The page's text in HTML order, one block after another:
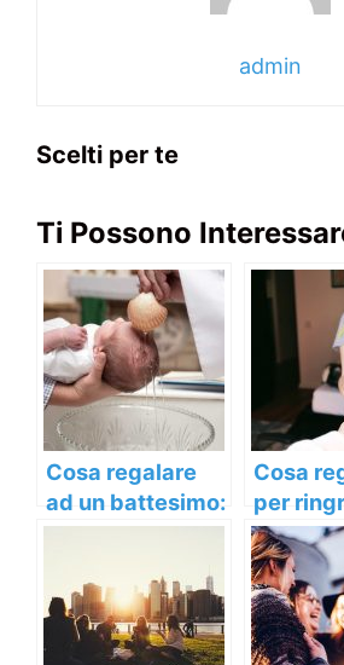
admin
Scelti per te
Ti Possono
Cosa regalare
ad un battesimo:
idee e consigli
bimba
Cosa
per